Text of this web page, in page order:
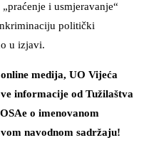
i usmjeravanje“
politički
u izjavi.
medija, UO Vijeća
informacije od Tužilaštva
o imenovanom
navodnom sadržaju!